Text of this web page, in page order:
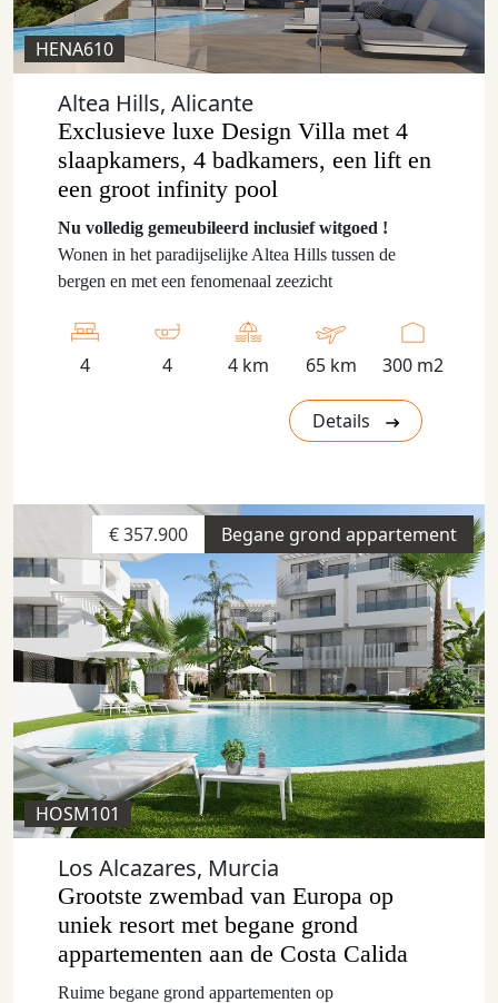
HENA610
Altea Hills, Alicante
Exclusieve luxe Design Villa met 4
slaapkamers, 4 badkamers, een lift en
een groot infinity pool
Nu volledig gemeubileerd inclusief witgoed !
Wonen in het paradijselijke Altea Hills tussen de
bergen en met een fenomenaal zeezicht
4 4 4 km 65 km 300 m2
Details
Begane grond appartement
€ 357.900
HOSM101
Los Alcazares, Murcia
Grootste zwembad van Europa op
uniek resort met begane grond
appartementen aan de Costa Calida
Ruime begane grond appartementen op